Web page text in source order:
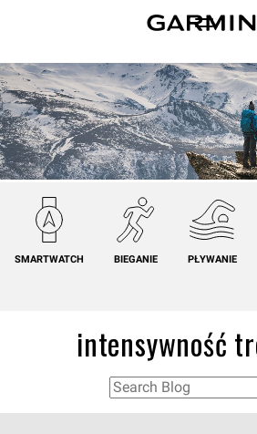
SMARTWATCH BIEGANIE PŁYWANIE
intensywność